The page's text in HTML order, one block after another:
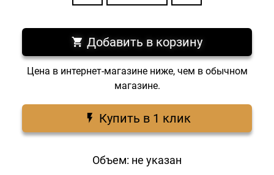
Добавить в корзину
Цена в интернет-магазине ниже, чем в обычном
магазине.
Купить в 1 клик
Объем: не указан